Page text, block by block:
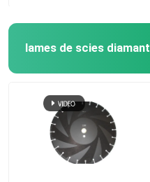
lames de scies diamant